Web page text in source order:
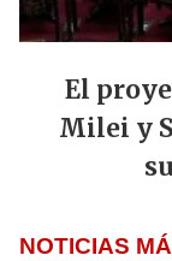
El
Milei y
NOTICIAS